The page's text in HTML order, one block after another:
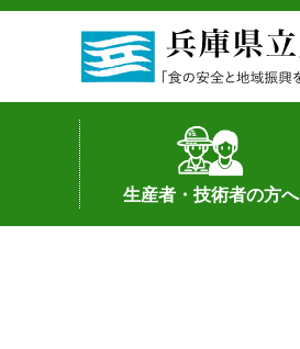
生産者・技術者の方へ
土地利用型作物
野菜
果樹・花き
加工・流通
経営･現地情報
環境病害虫
畜産
森林林業
水産
基幹種雄牛の紹介